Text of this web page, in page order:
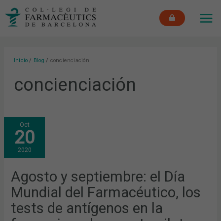
Inicio Blog concienciación
concienciación
Oct
20
2020
Agosto y septiembre: el Día
Mundial del Farmacéutico, los
tests de antígenos en la
AGOSTO
Y
SEPTIEMBRE:
EL
DÍA
MUNDIAL
DEL
TESTS
DE
ANTÍGENOS
EN
FARMACIA
Y